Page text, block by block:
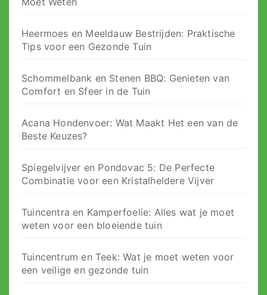
Heermoes en Meeldauw Bestrijden: Praktische
Tips voor een Gezonde Tuin
Schommelbank en Stenen BBQ: Genieten van
Comfort en Sfeer in de Tuin
Acana Hondenvoer: Wat Maakt Het een van de
Beste Keuzes?
Spiegelvijver en Pondovac 5: De Perfecte
Combinatie voor een Kristalheldere Vijver
Tuincentra en Kamperfoelie: Alles wat je moet
weten voor een bloeiende tuin
Tuincentrum en Teek: Wat je moet weten voor
een veilige en gezonde tuin